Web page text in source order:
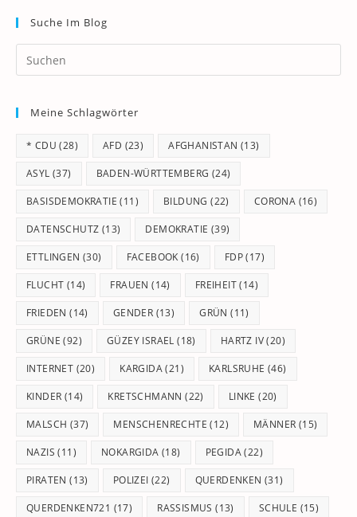
Suche Im Blog
Meine Schlagwörter
* CDU (28) AFD (23) AFGHANISTAN (13)
ASYL (37) BADEN-WÜRTTEMBERG (24)
BASISDEMOKRATIE (11) BILDUNG (22) CORONA (16)
DATENSCHUTZ (13) DEMOKRATIE (39)
ETTLINGEN (30) FACEBOOK (16) FDP(17)
FLUCHT (14) FRAUEN (14) FREIHEIT(14)
FRIEDEN (14) GENDER (13) GRÜN (11)
GRÜNE (92) GÜZEY ISRAEL (18) HARTZ IV(20)
INTERNET (20) KARGIDA(21) KARLSRUHE (46)
KINDER (14) KRETSCHMANN (22) LINKE (20)
MALSCH (37) MENSCHENRECHTE (12) MÄNNER (15)
NAZIS (11) NOKARGIDA (18) PEGIDA(22)
PIRATEN (13) POLIZEI (22) QUERDENKEN (31)
QUERDENKEN721 (17) RASSISMUS (13) SCHULE (15)